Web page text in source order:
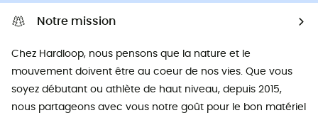
Notre mission
Chez Hardloop, nous pensons que la nature et le
mouvement doivent être au coeur de nos vies. Que vous
soyez débutant ou athlète de haut niveau, depuis 2015,
nous partageons avec vous notre goût pour le bon matériel